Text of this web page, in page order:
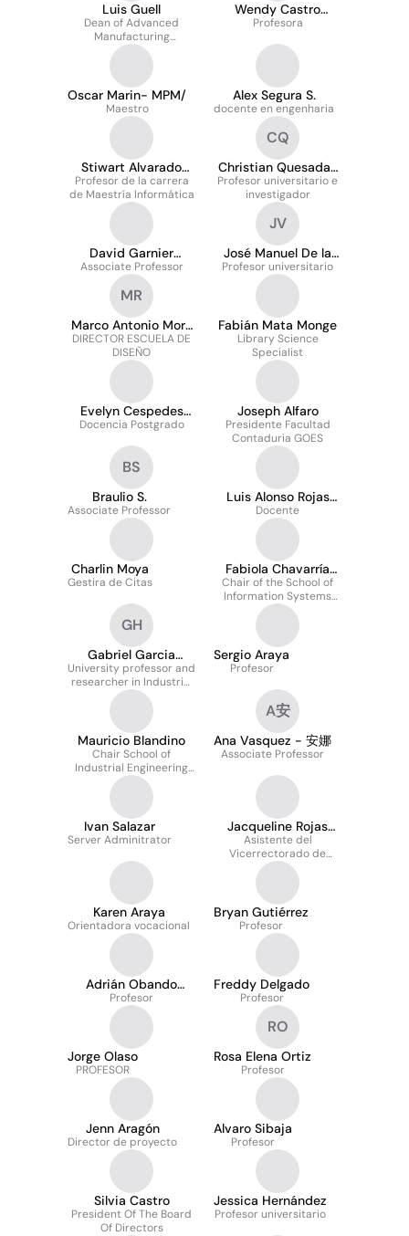
Luis Guell
Dean of Advanced
Manufacturing
Engineering
Wendy Castro
Badilla
Profesora
Oscar Marin- MPM/
Maestro
Alex Segura S.
docente en engenharia
Stiwart Alvarado
Zúñiga
Profesor de la carrera
de Maestría Informática
CQ
Christian Quesada-
Porras
Profesor universitario e
investigador
David Garnier
Mendez
Associate Professor
JV
José Manuel De la
Rocha Valverde
Profesor universitario
MR
Marco Antonio Mora
von Rechnitz
DIRECTOR ESCUELA DE
DISEÑO
Fabián Mata Monge
Library Science
Specialist
Evelyn Cespedes
Lopez
Docencia Postgrado
Joseph Alfaro
Presidente Facultad
Contaduria GOES
BS
Braulio S.
Associate Professor
Luis Alonso Rojas
Herra
Docente
Charlin Moya
Gestira de Citas
Fabiola Chavarría
Arredondo
Chair of the School of
Information Systems
Engineering
GH
Gabriel Garcia
Hidalgo
University professor and
researcher in Industrial
Engineering
Sergio Araya
Profesor
Mauricio Blandino
Chair School of
Industrial Engineering
and Industrial Design
A安
Ana Vasquez - 安娜
Associate Professor
Ivan Salazar
Server Adminitrator
Jacqueline Rojas
Quirós
Asistente del
Vicerrectorado de
Docencia
Karen Araya
Orientadora vocacional
Bryan Gutiérrez
Profesor
Adrián Obando
Rodríguez
Profesor
Freddy Delgado
Profesor
Jorge Olaso
PROFESOR
RO
Rosa Elena Ortiz
Profesor
Jenn Aragón
Director de proyecto
Alvaro Sibaja
Profesor
Silvia Castro
President Of The Board
Of Directors
Jessica Hernández
Profesor universitario